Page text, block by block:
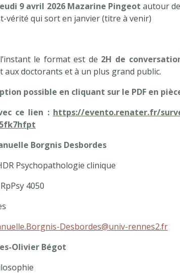
9 avril 2026 Mazarine Pingeot autour
vérité qui sort en janvier (titre à venir)
le format est de 2H de
aux doctorants et à un plus grand public.
possible en cliquant sur le PDF en
ce lien : https://evento.renater.fr/
Borgnis Desbordes
Psychopathologie clinique
4050
Desbordes@univ-rennes2.fr
Olivier Bégot